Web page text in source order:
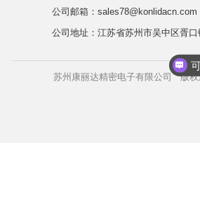
公司邮箱：sales78@konlidacn.com
公司地址：江苏省苏州市吴中区胥
苏州康丽达精密电子有限公司 版